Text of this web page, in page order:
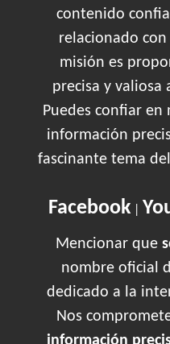
contenido
relacionado
misión es
precisa y valiosa
Puedes confiar
información
fascinante tema
Facebook|
Mencionar que
nombre oficial
dedicado a la
Nos